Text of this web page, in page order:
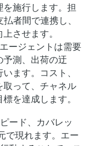
施行します。担
者間で連携し、
させます。
エージェントは需要
予測、出荷の迂
ます。コスト、
取って、チャネル
を達成します。
ード、カバレッ
で現れます。エー